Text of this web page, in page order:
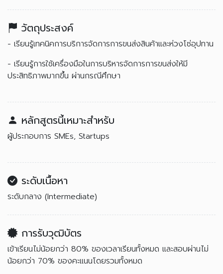
วัตถุประสงค์
- เรียนรู้เทคนิคการบริการจัดการการขนส่งสินค้าและห่วงโซ่อุปทาน
- เรียนรู้การใช้เครื่องมือในการบริหารจัดการการขนส่งให้มี
ประสิทธิภาพมากขึ้น ผ่านกรณีศึกษา
หลักสูตรนี้เหมาะสำหรับ
ผู้ประกอบการ SMEs, Startups
ระดับเนื้อหา
ระดับกลาง (Intermediate)
การรับวุฒิบัตร
เข้าเรียนไม่น้อยกว่า 80% ของเวลาเรียนทั้งหมด และสอบผ่านไม่
น้อยกว่า 70% ของคะแนนโดยรวมทั้งหมด